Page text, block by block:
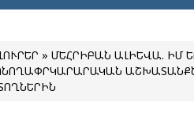
ԼՈՒՐԵՐ » ՄԵՀՐԻԲԱՆ ԱԼԻԵՎԱ. ԻՄ